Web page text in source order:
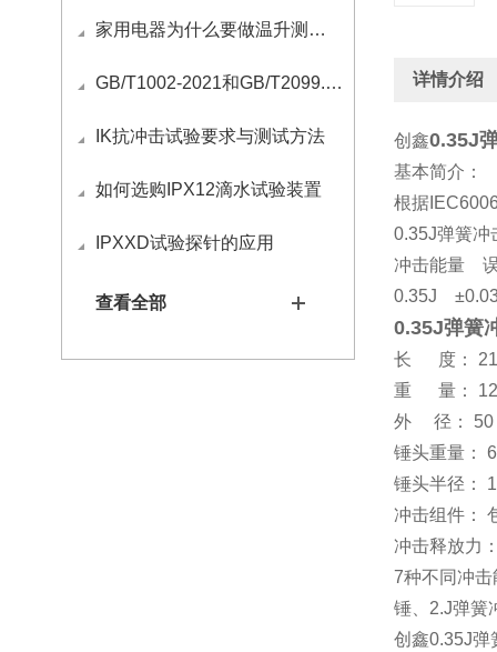
家用电器为什么要做温升测试？
GB/T1002-2021和GB/T2099.1-2021国标插头插座量规清单
IK抗冲击试验要求与测试方法
如何选购IPX12滴水试验装置
IPXXD试验探针的应用
查看全部
详情介绍
创鑫0.35J
基本简介：
根据
0.35J弹簧冲
冲击能量
0.35J
0.35J弹簧
长 度：
重 量：
外 径： 50
锤头重量：
锤头半径：
冲击组件：
冲击释放力
7种不同冲
锤、2.J弹簧
创鑫0.35J弹